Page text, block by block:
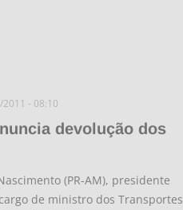
- 08:10
devolução dos
(PR-AM), presidente
de ministro dos Transportes